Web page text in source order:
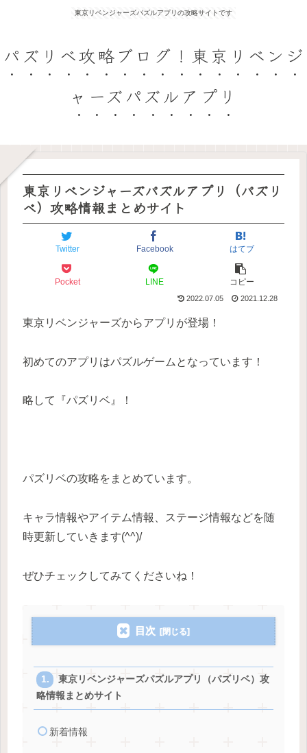
東京リベンジャーズパズルアプリの攻略サイトです
パズリベ攻略ブログ！東京リベンジ
ャーズパズルアプリ
東京リベンジャーズパズルアプリ（パズリ
ベ）攻略情報まとめサイト
Twitter Facebook はてブ
Pocket LINE コピー
2022.07.05 2021.12.28
東京リベンジャーズからアプリが登場！
初めてのアプリはパズルゲームとなっています！
略して『パズリベ』！
パズリベの攻略をまとめています。
キャラ情報やアイテム情報、ステージ情報などを随
時更新していきます(^^)/
ぜひチェックしてみてくださいね！
目次
東京リベンジャーズパズルアプリ（パズリベ）攻
略情報まとめサイト
新着情報